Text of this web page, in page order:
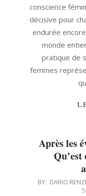
conscience
décisive pour
endurée
monde
pratique de
femmes
Après les
2021-
BY: DARIO RENZI